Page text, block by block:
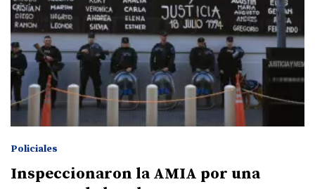
Policiales
Inspeccionaron la AMIA por una